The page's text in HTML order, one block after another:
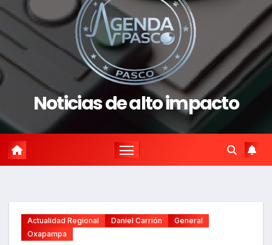
Noticias de alto impacto
Actualidad Regional Daniel Carrión
General
Oxapampa